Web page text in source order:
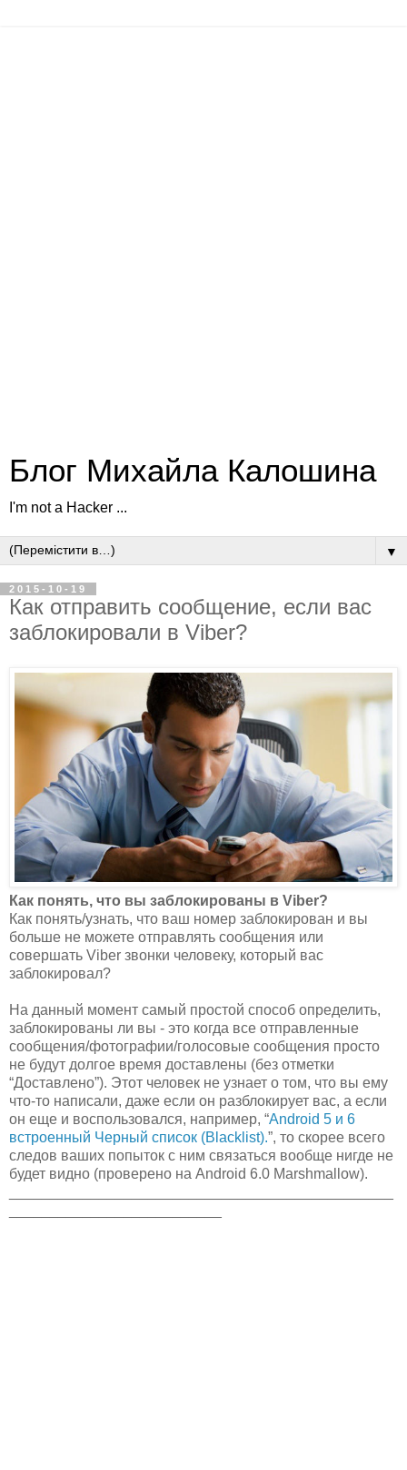
Блог Михайла Калошина
I'm not a Hacker ...
▼
2015-10-19
Как отправить сообщение, если вас
заблокировали в Viber?
Как понять, что вы заблокированы в Viber?
Как понять/узнать, что ваш номер заблокирован и вы
больше не можете отправлять сообщения или
совершать Viber звонки человеку, который вас
заблокировал?
На данный момент самый простой способ определить,
заблокированы ли вы - это когда все отправленные
сообщения/фотографии/голосовые сообщения просто
не будут долгое время доставлены (без отметки
“Доставлено”). Этот человек не узнает о том, что вы ему
что-то написали, даже если он разблокирует вас, а если
он еще и воспользовался, например, “Android 5 и 6
встроенный Черный список (Blacklist).”, то скорее всего
следов ваших попыток с ним связаться вообще нигде не
будет видно (проверено на Android 6.0 Marshmallow).